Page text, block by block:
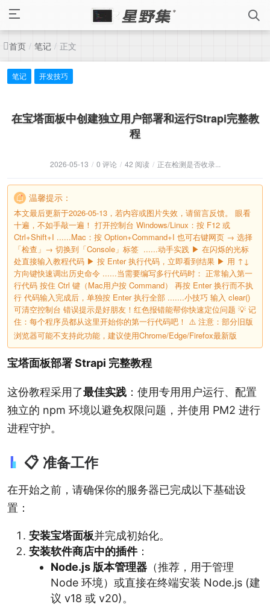
首页 / 笔记 / 正文
笔记 开发技巧
在宝塔面板中创建独立用户部署和运行Strapi完整教
程
2026-05-13 / 0 评论 / 42 阅读 / 正在检测是否收录...
温馨提示：
本文最后更新于2026-05-13，若内容或图片失效，请留言反馈。 眼看
十遍，不如手敲一遍！‌ ‌打开控制台‌ ‌Windows/Linux‌：按 F12 或
Ctrl+Shift+I ‌......Mac‌：按 Option+Command+I 也可右键网页 → 选择
「检查」→ 切换到「Console」标签 ‌ ......动手实践‌ ▶ 在闪烁的光标
处直接输入教程代码 ▶ 按 Enter 执行代码，立即看到结果 ▶ 用 ↑↓
方向键快速调出历史命令 ......当需要编写多行代码时： 正常输入第一
行代码 按住 Ctrl 键（Mac用户按 Command） 再按 Enter 换行而不执
行 代码输入完成后，单独按 Enter 执行全部 ‌.......小技巧‌ 输入 clear()
可清空控制台 错误提示是好朋友！红色报错能帮你快速定位问题 💡 记
住：每个程序员都从这里开始你的第一行代码吧！ ⚠️ 注意：部分旧版
浏览器可能不支持此功能，建议使用Chrome/Edge/Firefox最新版
宝塔面板部署 Strapi 完整教程
这份教程采用了最佳实践 ：使用专用用户运行、配置
独立的 npm 环境以避免权限问题，并使用 PM2 进行
进程守护。
📋 准备工作
在开始之前，请确保你的服务器已完成以下基础设
置：
安装宝塔面板并完成初始化。
安装软件商店中的插件：
Node.js 版本管理器 （推荐，用于管理
Node 环境）或直接在终端安装 Node.js (建
议 v18 或 v20)。